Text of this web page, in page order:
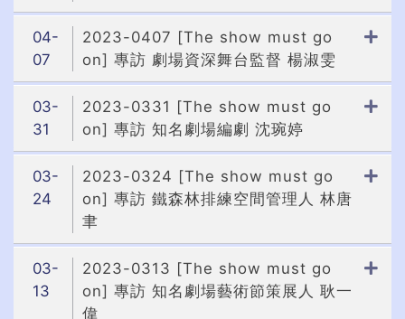
04-
07
2023-0407 [The show must go
on] 專訪 劇場資深舞台監督 楊淑雯
03-
31
2023-0331 [The show must go
on] 專訪 知名劇場編劇 沈琬婷
03-
24
2023-0324 [The show must go
on] 專訪 鐵森林排練空間管理人 林唐
聿
03-
13
2023-0313 [The show must go
on] 專訪 知名劇場藝術節策展人 耿一
偉